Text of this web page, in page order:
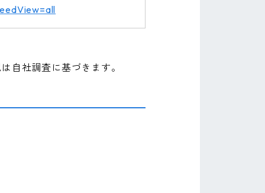
自社調査に基づきます。